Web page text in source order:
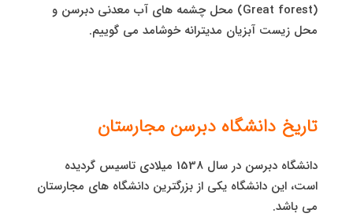
(Great forest) محل چشمه های آب معدنی دبرسن و
محل زیست آبزیان مدیترانه خوشامد می گوییم.
تاریخ دانشگاه دبرسن مجارستان
دانشگاه دبرسن در سال 1538 میلادی تاسیس گردیده
است، این دانشگاه یکی از بزرگترین دانشگاه های مجارستان
می باشد.